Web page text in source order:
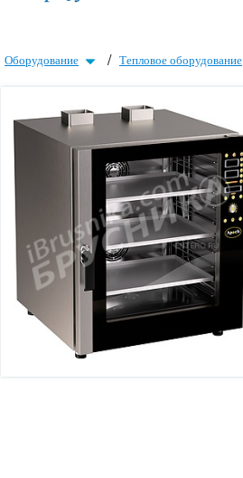
Оборудование / Тепловое оборудование